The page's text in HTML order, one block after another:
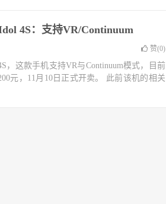
4S：支持VR/Continuum
赞(0)
，这款手机支持VR与Continuum模式，目前
元，11月10日正式开卖。 此前该机的相关